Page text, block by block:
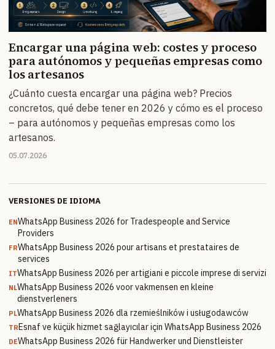
Encargar una página web: costes y proceso
para autónomos y pequeñas empresas como
los artesanos
¿Cuánto cuesta encargar una página web? Precios
concretos, qué debe tener en 2026 y cómo es el proceso
– para autónomos y pequeñas empresas como los
artesanos.
05.07.2026
VERSIONES DE IDIOMA
ENWhatsApp Business 2026 for Tradespeople and Service
Providers
FRWhatsApp Business 2026 pour artisans et prestataires de
services
ITWhatsApp Business 2026 per artigiani e piccole imprese di servizi
NLWhatsApp Business 2026 voor vakmensen en kleine
dienstverleners
PLWhatsApp Business 2026 dla rzemieślników i usługodawców
TREsnaf ve küçük hizmet sağlayıcılar için WhatsApp Business 2026
DEWhatsApp Business 2026 für Handwerker und Dienstleister